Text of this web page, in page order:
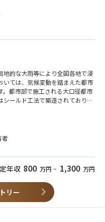
地的な大雨等により全国各地で浸
いては、気候変動を踏まえた都市
。都市部で施工される大口径都市
ールド工法で築造されており、
画される事が増えています。下
道路内での施工となるため、道
輳した地下埋設物道路橋基礎と
われています。そのことから、
点を考え設計を行います。
おりますので、選考時にお渡し
者
年収 800 万円 ~ 1,300 万円
リー